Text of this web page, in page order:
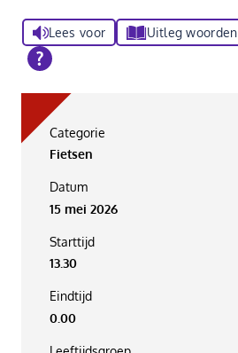
Lees voor Uitleg woorden
Categorie
Fietsen
Datum
15 mei 2026
Starttijd
13.30
Eindtijd
0.00